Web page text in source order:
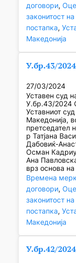
договори,
законитост
постапка,
Македонија
У.бр.43/2024
27/03/2024
Уставен суд
У.бр.43/2024
Уставниот
Македонија,
претседател
р Татјана
Дабовиќ-
Осман
Ана
врз основа
Времена
договори,
законитост
постапка,
Македонија
У.бр.42/2024